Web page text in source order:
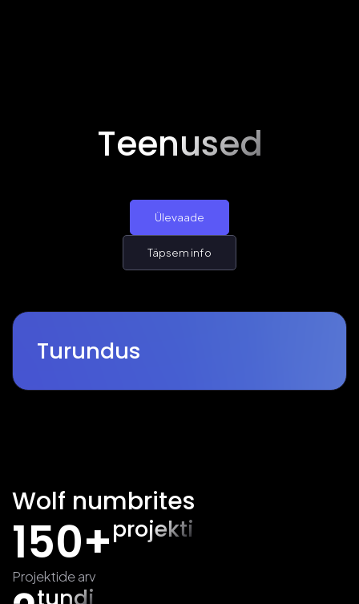
Teenused
Ülevaade
Täpsem info
Turundus
Wolf numbrites
150+projekti
Projektide arv